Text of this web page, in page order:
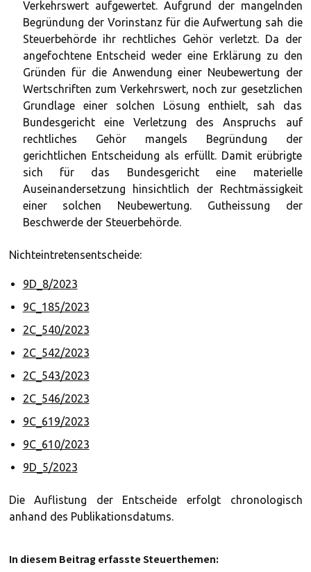
Verkehrswert aufgewertet. Aufgrund der mangelnden
Begründung der Vorinstanz für die Aufwertung sah die
Steuerbehörde ihr rechtliches Gehör verletzt. Da der
angefochtene Entscheid weder eine Erklärung zu den
Gründen für die Anwendung einer Neubewertung der
Wertschriften zum Verkehrswert, noch zur gesetzlichen
Grundlage einer solchen Lösung enthielt, sah das
Bundesgericht eine Verletzung des Anspruchs auf
rechtliches Gehör mangels Begründung der
gerichtlichen Entscheidung als erfüllt. Damit erübrigte
sich für das Bundesgericht eine materielle
Auseinandersetzung hinsichtlich der Rechtmässigkeit
einer solchen Neubewertung. Gutheissung der
Beschwerde der Steuerbehörde.
Nichteintretensentscheide:
9D_8/2023
9C_185/2023
2C_540/2023
2C_542/2023
2C_543/2023
2C_546/2023
9C_619/2023
9C_610/2023
9D_5/2023
Die Auflistung der Entscheide erfolgt chronologisch
anhand des Publikationsdatums.
In diesem Beitrag erfasste Steuerthemen: